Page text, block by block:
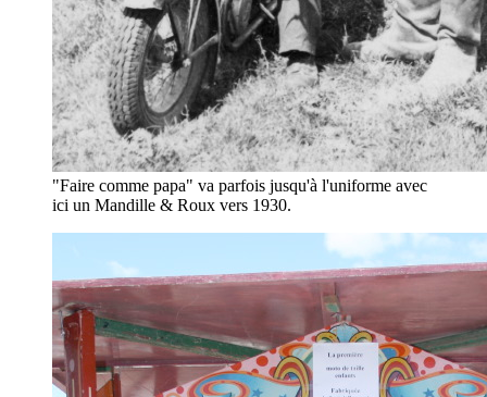
"Faire comme papa" va parfois jusqu'à l'uniforme avec
ici un Mandille & Roux vers 1930.